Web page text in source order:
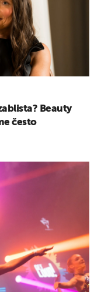
Beauty
često